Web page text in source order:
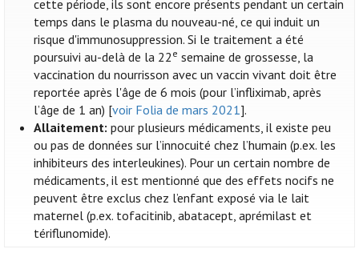
cette période, ils sont encore présents pendant un certain
temps dans le plasma du nouveau-né, ce qui induit un
risque d'immunosuppression. Si le traitement a été
poursuivi au-delà de la 22 e semaine de grossesse, la
vaccination du nourrisson avec un vaccin vivant doit être
reportée après l'âge de 6 mois (pour l’infliximab, après
l’âge de 1 an) [voir Folia de mars 2021].
Allaitement: pour plusieurs médicaments, il existe peu
ou pas de données sur l’innocuité chez l’humain (p.ex. les
inhibiteurs des interleukines). Pour un certain nombre de
médicaments, il est mentionné que des effets nocifs ne
peuvent être exclus chez l’enfant exposé via le lait
maternel (p.ex. tofacitinib, abatacept, aprémilast et
tériflunomide).